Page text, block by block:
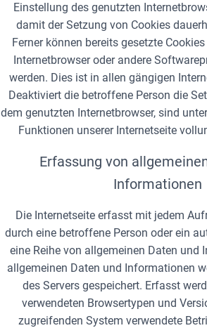
Einstellung des genutzten
damit der Setzung von Cookies
Ferner können bereits gesetzte
Internetbrowser oder andere
werden. Dies ist in allen gängigen
Deaktiviert die betroffene Person die
dem genutzten Internetbrowser, sind
Funktionen unserer Internetseite
Erfassung von
Informationen
Die Internetseite erfasst mit jedem
durch eine betroffene Person oder ein
eine Reihe von allgemeinen Daten und
allgemeinen Daten und Informationen
des Servers gespeichert. Erfasst
verwendeten Browsertypen und
zugreifenden System verwendete